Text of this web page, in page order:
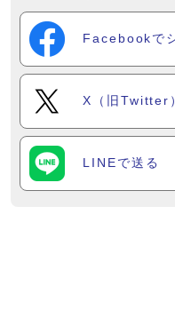
Facebookで
X（旧Twitter
LINEで送る